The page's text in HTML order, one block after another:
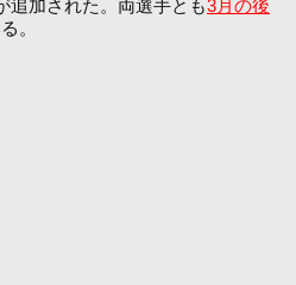
追加された。両選手とも3月の後
。